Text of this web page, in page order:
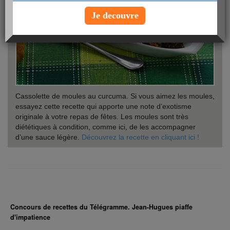
Cassolette de moules au curcuma. Si vous aimez les moules,
essayez cette recette qui apporte une note d’exotisme
originale à votre repas de fêtes. Les moules sont très
diététiques à condition, comme ici, de les accompagner
d’une sauce légère. Découvrez la recette en cliquant ici !
Concours de recettes du Télégramme. Jean-Hugues piaffe
d'impatience
Je decouvre